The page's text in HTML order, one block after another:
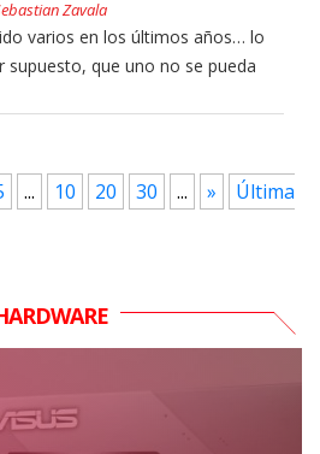
Zavala
varios en los últimos años… lo
supuesto, que uno no se pueda
... 10 20 30 ... »
Última